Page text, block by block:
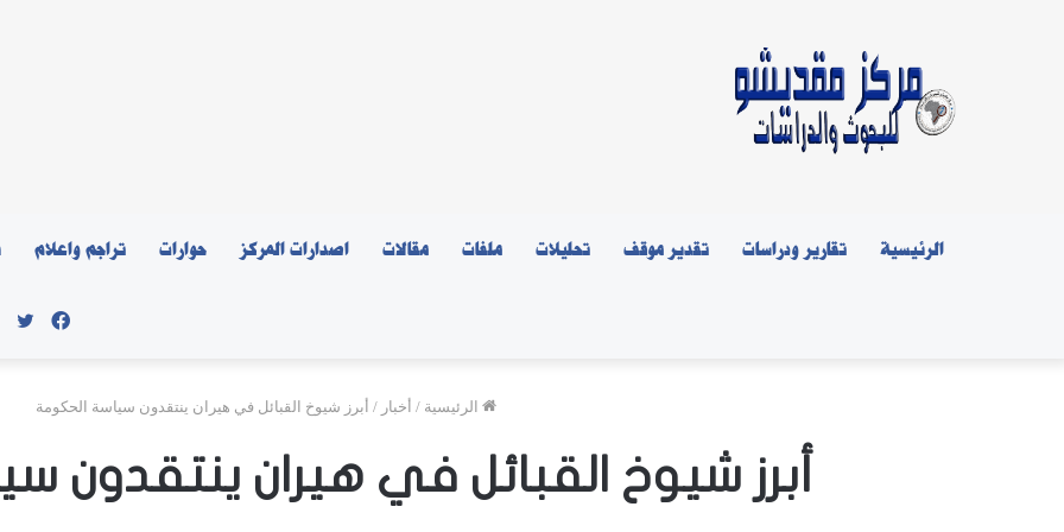
الرئيسية تقارير ودراسات تقدير موقف تحليلات ملفات مقالات اصدارات المركز حوارات تراجم واعلام
الرئيسية / أخبار / أبرز شيوخ القبائل في هيران ينتقدون سياسة الحكومة
أبرز شيوخ القبائل في هيران ينتقدون